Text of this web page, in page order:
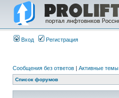
Вход Регистрация
Сообщения без ответов | Активные темы
Список форумов